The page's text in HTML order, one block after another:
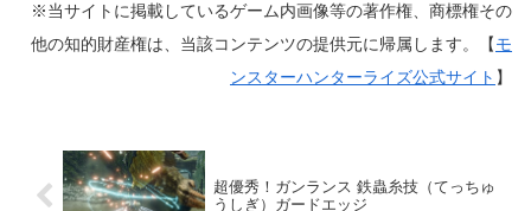
※当サイトに掲載しているゲーム内画像等の著作権、商標権その
他の知的財産権は、当該コンテンツの提供元に帰属します。【モ
ンスターハンターライズ公式サイト 】
超優秀！ガンランス 鉄蟲糸技（てっちゅ
うしぎ）ガードエッジ